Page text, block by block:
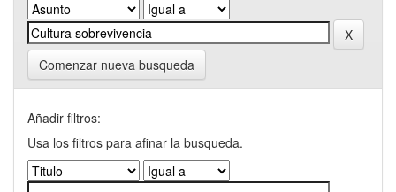
Comenzar nueva busqueda
Añadir filtros:
Usa los filtros para afinar la busqueda.